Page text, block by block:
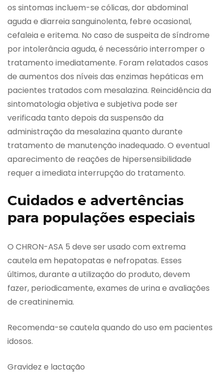
os sintomas incluem-se cólicas, dor abdominal
aguda e diarreia sanguinolenta, febre ocasional,
cefaleia e eritema. No caso de suspeita de síndrome
por intolerância aguda, é necessário interromper o
tratamento imediatamente. Foram relatados casos
de aumentos dos níveis das enzimas hepáticas em
pacientes tratados com mesalazina. Reincidência da
sintomatologia objetiva e subjetiva pode ser
verificada tanto depois da suspensão da
administração da mesalazina quanto durante
tratamento de manutenção inadequado. O eventual
aparecimento de reações de hipersensibilidade
requer a imediata interrupção do tratamento.
Cuidados e advertências
para populações especiais
O CHRON-ASA 5 deve ser usado com extrema
cautela em hepatopatas e nefropatas. Esses
últimos, durante a utilização do produto, devem
fazer, periodicamente, exames de urina e avaliações
de creatininemia.
Recomenda-se cautela quando do uso em pacientes
idosos.
Gravidez e lactação